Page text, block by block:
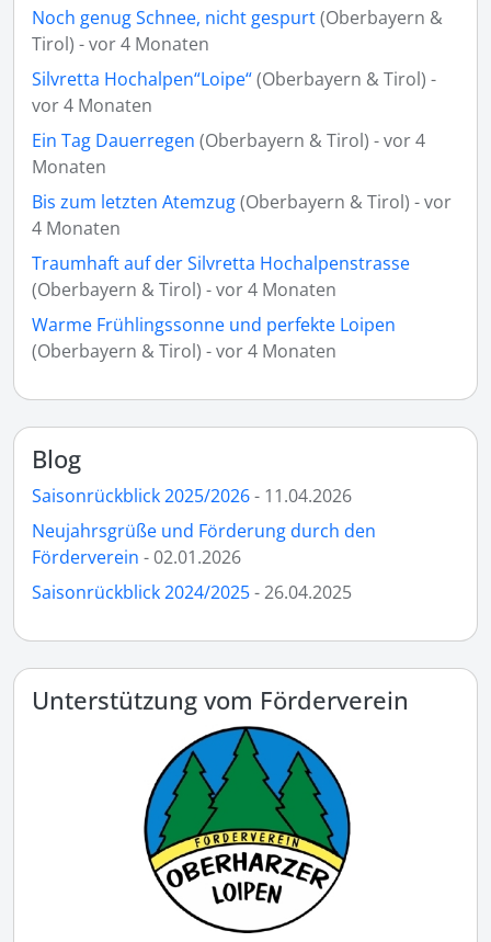
Noch genug Schnee, nicht gespurt(Oberbayern &
Tirol) - vor 4 Monaten
Silvretta Hochalpen“Loipe“(Oberbayern & Tirol) -
vor 4 Monaten
Ein Tag Dauerregen (Oberbayern & Tirol) - vor 4
Monaten
Bis zum letzten Atemzug(Oberbayern & Tirol) - vor
4 Monaten
Traumhaft auf der Silvretta Hochalpenstrasse
(Oberbayern & Tirol) - vor 4 Monaten
Warme Frühlingssonne und perfekte Loipen
(Oberbayern & Tirol) - vor 4 Monaten
Blog
Saisonrückblick 2025/2026- 11.04.2026
Neujahrsgrüße und Förderung durch den
Förderverein - 02.01.2026
Saisonrückblick 2024/2025- 26.04.2025
Unterstützung vom Förderverein